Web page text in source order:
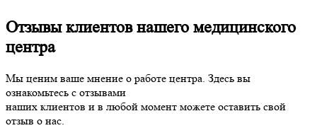
Отзывы клиентов нашего медицинского
центра
Мы ценим ваше мнение о работе центра. Здесь вы
ознакомьтесь с отзывами
наших клиентов и в любой момент можете оставить свой
отзыв о нас.